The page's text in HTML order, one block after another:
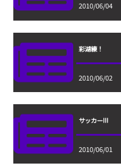
2010/06/04
彩湖練！
2010/06/02
サッカー!!!
2010/06/01